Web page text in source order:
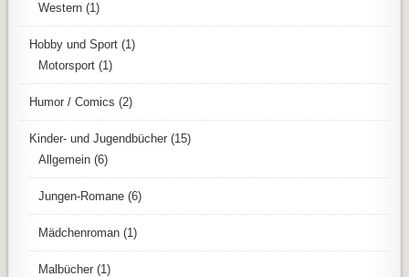
Western (1)
Hobby und Sport (1)
Motorsport (1)
Humor / Comics (2)
Kinder- und Jugendbücher (15)
Allgemein (6)
Jungen-Romane (6)
Mädchenroman (1)
Malbücher (1)